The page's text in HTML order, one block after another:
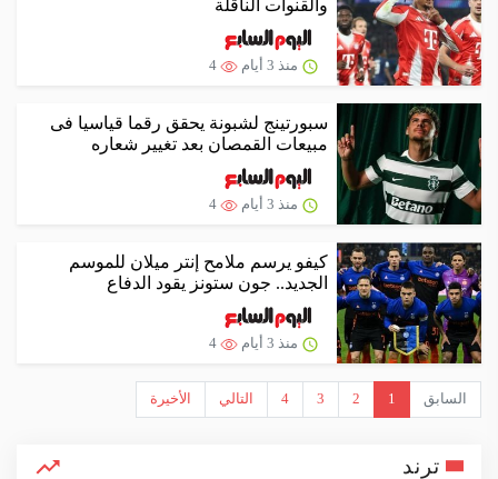
والقنوات الناقلة
منذ 3 أيام
سبورتينج لشبونة يحقق رقما قياسيا فى
مبيعات القمصان بعد تغيير شعاره
منذ 3 أيام
كيفو يرسم ملامح إنتر ميلان للموسم
الجديد.. جون ستونز يقود الدفاع
منذ 3 أيام
السابق 1
2
3
4 التالي الأخيرة
ترند